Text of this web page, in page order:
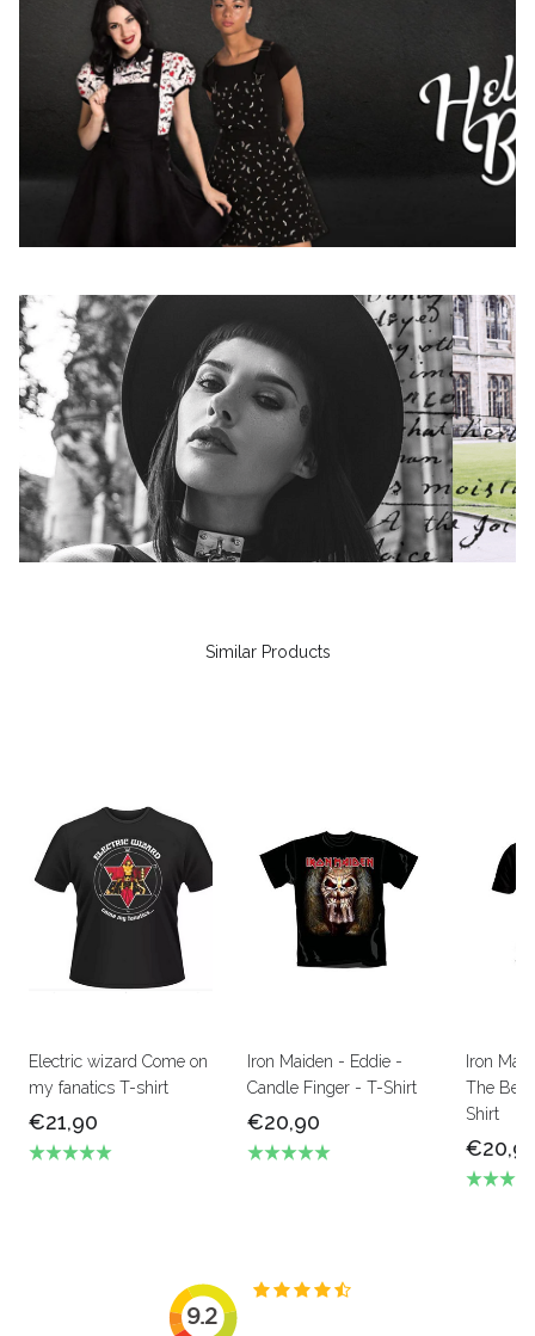
Similar Products
Electric wizard Come on
my fanatics T-shirt
€21,90
Iron Maiden - Eddie -
Candle Finger - T-Shirt
€20,90
Iron
The
Shirt